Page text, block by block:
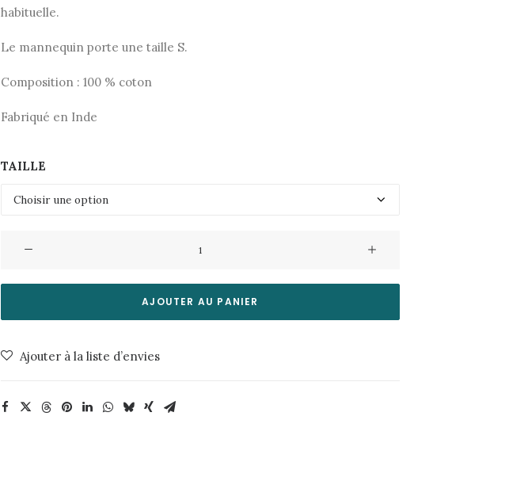
habituelle.
Le mannequin porte une taille S.
Composition : 100 % coton
Fabriqué en Inde
TAILLE
TShirt
Postal
Chalk
Saloner
AJOUTER AU PANIER
Ajouter à la liste d’envies